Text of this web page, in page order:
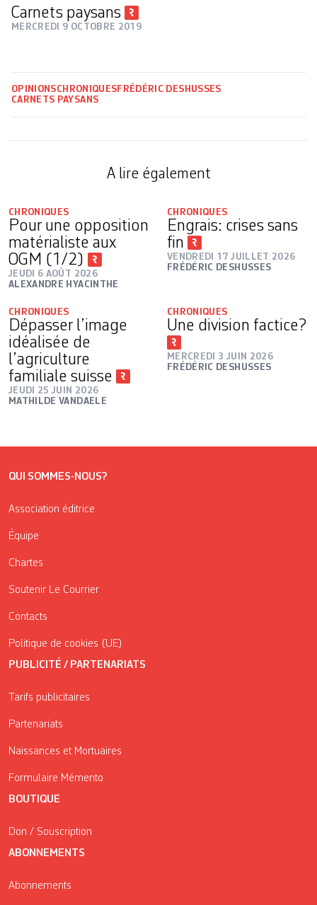
Carnets paysans
MERCREDI 9 OCTOBRE 2019
OPINIONSCHRONIQUES FRÉDÉRIC DESHUSSES
CARNETS PAYSANS
A lire également
CHRONIQUES
Pour une opposition
matérialiste aux
OGM (1/2)
JEUDI 6 AOÛT 2026
ALEXANDRE HYACINTHE
CHRONIQUES
Engrais: crises sans
fin
VENDREDI 17 JUILLET 2026
FRÉDÉRIC DESHUSSES
CHRONIQUES
Dépasser l’image
idéalisée de
l’agriculture
familiale suisse
JEUDI 25 JUIN 2026
MATHILDE VANDAELE
CHRONIQUES
Une division factice?
MERCREDI 3 JUIN 2026
FRÉDÉRIC DESHUSSES
QUI SOMMES-NOUS?
Association éditrice
Équipe
Chartes
Soutenir Le Courrier
Contacts
Politique de cookies (UE)
PUBLICITÉ / PARTENARIATS
Tarifs publicitaires
Partenariats
Naissances et Mortuaires
Formulaire Mémento
BOUTIQUE
Don / Souscription
ABONNEMENTS
Abonnements